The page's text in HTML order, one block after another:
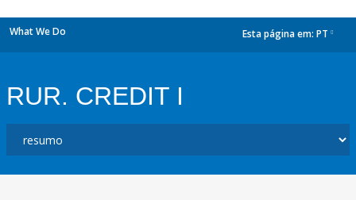
What We Do Esta página em: PT
RUR. CREDIT I